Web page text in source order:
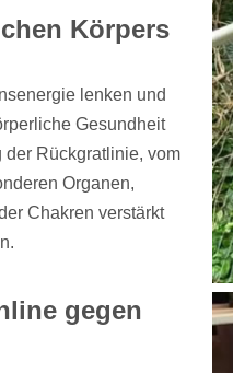
Körpers
lenken und
Gesundheit
Rückgratlinie, vom
Organen,
Chakren verstärkt
gegen